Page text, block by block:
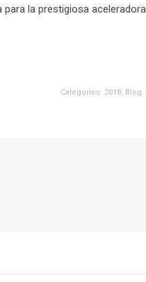
la prestigiosa
Categories: 2018, Blog